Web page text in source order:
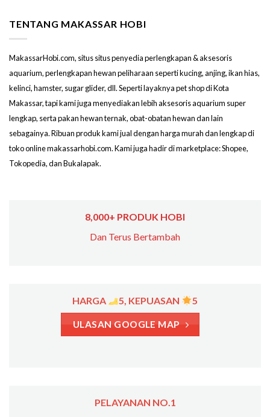
TENTANG MAKASSAR HOBI
MakassarHobi.com, situs situs penyedia perlengkapan & aksesoris
aquarium, perlengkapan hewan peliharaan seperti kucing, anjing, ikan hias,
kelinci, hamster, sugar glider, dll. Seperti layaknya pet shop di Kota
Makassar, tapi kami juga menyediakan lebih aksesoris aquarium super
lengkap, serta pakan hewan ternak, obat-obatan hewan dan lain
sebagainya. Ribuan produk kami jual dengan harga murah dan lengkap di
toko online makassarhobi.com. Kami juga hadir di marketplace: Shopee,
Tokopedia, dan Bukalapak.
8,000+ PRODUK HOBI
Dan Terus Bertambah
HARGA 5, KEPUASAN 5
ULASAN GOOGLE MAP
PELAYANAN NO.1